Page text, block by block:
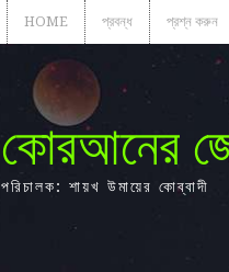
HOME প্রবন্ধ প্রশ্ন করুন
কোরআনের
পরিচালক: শায়খ উমায়ের কোব্বাদী